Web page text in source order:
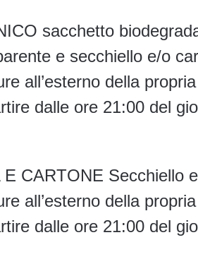
sacchetto
e secchiello e/o
all’esterno della
dalle ore 21:00 del
E CARTONE Secchiello
all’esterno della
dalle ore 21:00 del